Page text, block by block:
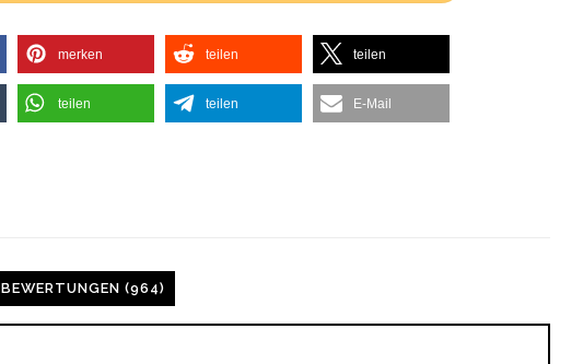
merken teilen teilen
teilen teilen E-Mail
BEWERTUNGEN (964)